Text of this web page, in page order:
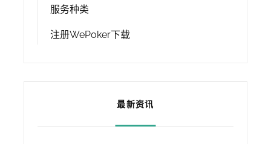
服务种类
注册WePoker下载
最新资讯